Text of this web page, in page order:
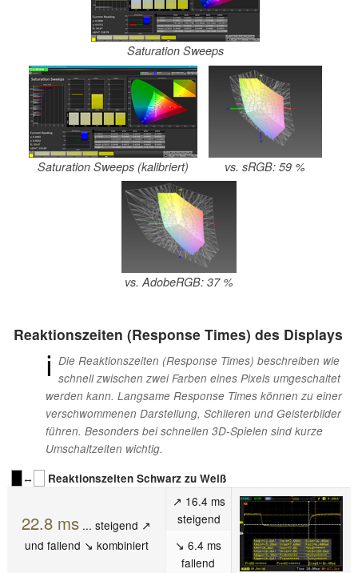
Saturation Sweeps
Saturation Sweeps (kalibriert) vs. sRGB: 59 %
vs. AdobeRGB: 37 %
Reaktionszeiten (Response Times) des Displays
ℹ Die Reaktionszeiten (Response Times) beschreiben wie
schnell zwischen zwei Farben eines Pixels umgeschaltet
werden kann. Langsame Response Times können zu einer
verschwommenen Darstellung, Schlieren und Geisterbilder
führen. Besonders bei schnellen 3D-Spielen sind kurze
Umschaltzeiten wichtig.
↔
Reaktionszeiten Schwarz zu Weiß
22.8 ms ... steigend ↗
und fallend ↘ kombiniert
↗ 16.4 ms
steigend
↘ 6.4 ms
fallend